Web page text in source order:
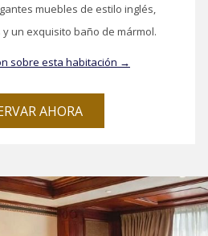
muebles de estilo inglés,
un exquisito baño de mármol.
sobre esta habitación
AHORA